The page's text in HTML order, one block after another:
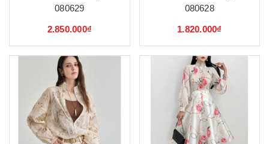
080629
2.850.000₫
080628
1.820.000₫